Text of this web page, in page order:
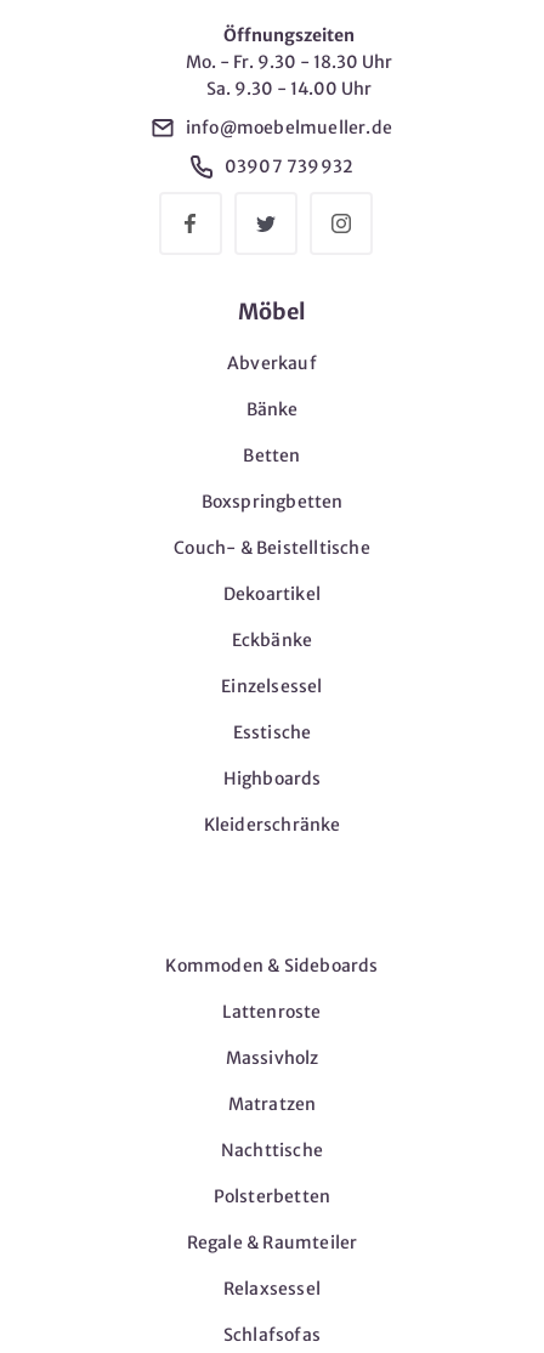
Öffnungszeiten
Mo. - Fr. 9.30 - 18.30 Uhr
Sa. 9.30 - 14.00 Uhr
info@moebelmueller.de
03907 739932
Möbel
Abverkauf
Bänke
Betten
Boxspringbetten
Couch- & Beistelltische
Dekoartikel
Eckbänke
Einzelsessel
Esstische
Highboards
Kleiderschränke
Kommoden & Sideboards
Lattenroste
Massivholz
Matratzen
Nachttische
Polsterbetten
Regale & Raumteiler
Relaxsessel
Schlafsofas